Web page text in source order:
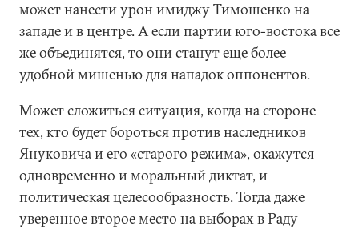
может нанести урон имиджу Тимошенко на
западе и в центре. А если партии юго-востока все
же объединятся, то они станут еще более
удобной мишенью для нападок оппонентов.
Может сложиться ситуация, когда на стороне
тех, кто будет бороться против наследников
Януковича и его «старого режима», окажутся
одновременно и моральный диктат, и
политическая целесообразность. Тогда даже
уверенное второе место на выборах в Раду